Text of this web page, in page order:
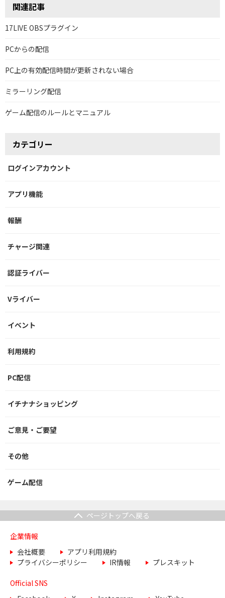
関連記事
17LIVE OBSプラグイン
PCからの配信
PC上の有効配信時間が更新されない場合
ミラーリング配信
ゲーム配信のルールとマニュアル
カテゴリー
ログインアカウント
アプリ機能
報酬
チャージ関連
認証ライバー
Vライバー
イベント
利用規約
PC配信
イチナナショッピング
ご意見・ご要望
その他
ゲーム配信
ページトップへ戻る
企業情報
会社概要
アプリ利用規約
プライバシーポリシー
IR情報 プレスキット
Official SNS